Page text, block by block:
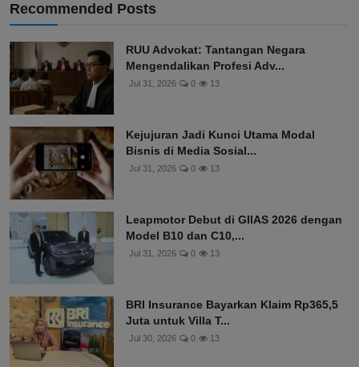
Recommended Posts
RUU Advokat: Tantangan Negara
Mengendalikan Profesi Adv...
Jul 31, 2026 0 13
Kejujuran Jadi Kunci Utama Modal
Bisnis di Media Sosial...
Jul 31, 2026 0 13
Leapmotor Debut di GIIAS 2026 dengan
Model B10 dan C10,...
Jul 31, 2026 0 13
BRI Insurance Bayarkan Klaim Rp365,5
Juta untuk Villa T...
Jul 30, 2026 0 13